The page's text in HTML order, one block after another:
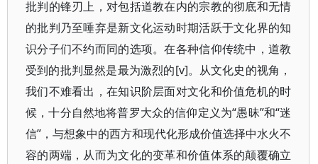
批判的锋刃上，对包括道教在内的宗教的彻底和无情
的批判乃至唾弃是新文化运动时期活跃于文化界的知
识分子们不约而同的选项。在各种信仰传统中，道教
受到的批判显然是最为激烈的[v]。从文化史的视角，
我们不难看出，在知识阶层面对文化和价值危机的时
候，十分自然地将普罗大众的信仰定义为“愚昧”和“迷
信”，与想象中的西方和现代化形成价值选择中水火不
容的两端，从而为文化的变革和价值体系的颠覆确立